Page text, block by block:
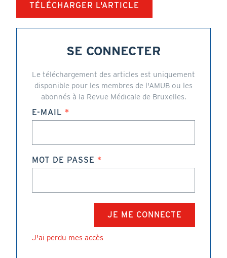
TÉLÉCHARGER L'ARTICLE
SE CONNECTER
Le téléchargement des articles est uniquement
disponible pour les membres de l'AMUB ou les
abonnés à la Revue Médicale de Bruxelles.
E-MAIL
MOT DE PASSE
J'ai perdu mes accès